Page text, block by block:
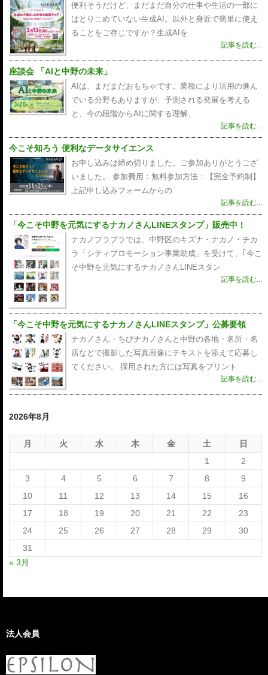
便利そうだけど、まだまだ自分の仕事や生活の一部に
はとりこめていない生成AI。以外と身近で簡単に使え
ることをご存じですか？生成AIを
記事を読む...
座談会 「AIと中野の未来」
AIは、まだまだおもちゃです。業種により活用の進ん
でいる分野もありますが、予測される発展を考える
と、今の段階からAIに関する理解、
記事を読む...
今こそ知ろう 便利なデータサイエンス
お申し込みは締め切りました。ご参加ありがとうござ
いました。 参加費用：無料参加方法：【完全予約制】
上記申し込みフォームからの
記事を読む...
「今こそ中野を元気にするナカノさんLINEスタンプ」販売中！
ナカノプラプラでは、中野区のキズナ・ナカノ・チカ
ラ「シティプロモーション事業助成」を受けて、｢今こ
そ中野を元気にするナカノさんLINEスタン
記事を読む...
「今こそ中野を元気にするナカノさんLINEスタンプ」公募要領
ナカノさん・ちびナカノさんと中野の各地・名所・名
店などで撮影した写真画像にテキストを添えて応募し
てください。 採用された方には写真をプリント
記事を読む...
2026年8月
月 火 水 木 金 土
日
1
2
3
4 5 6 7 8
9
10
11 12 13 14 15
16
17
18 19 20 21 22
23
24
25 26 27 28 29
30
31
« 3月
法人会員